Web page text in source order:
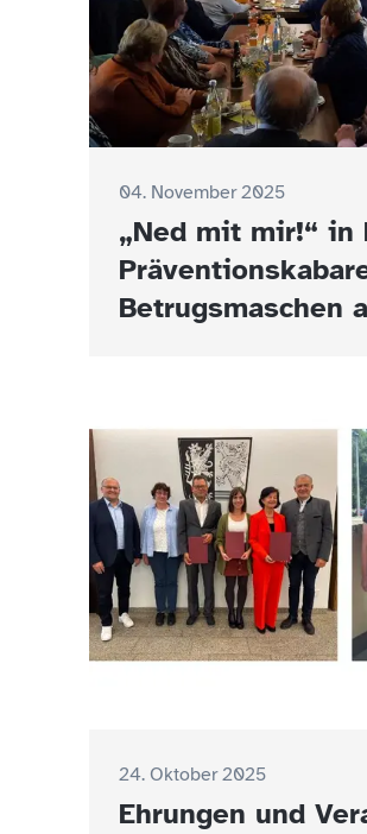
04. November 2025
„Ned mit mir!“ in
Betrugsmaschen
24. Oktober 2025
Ehrungen und